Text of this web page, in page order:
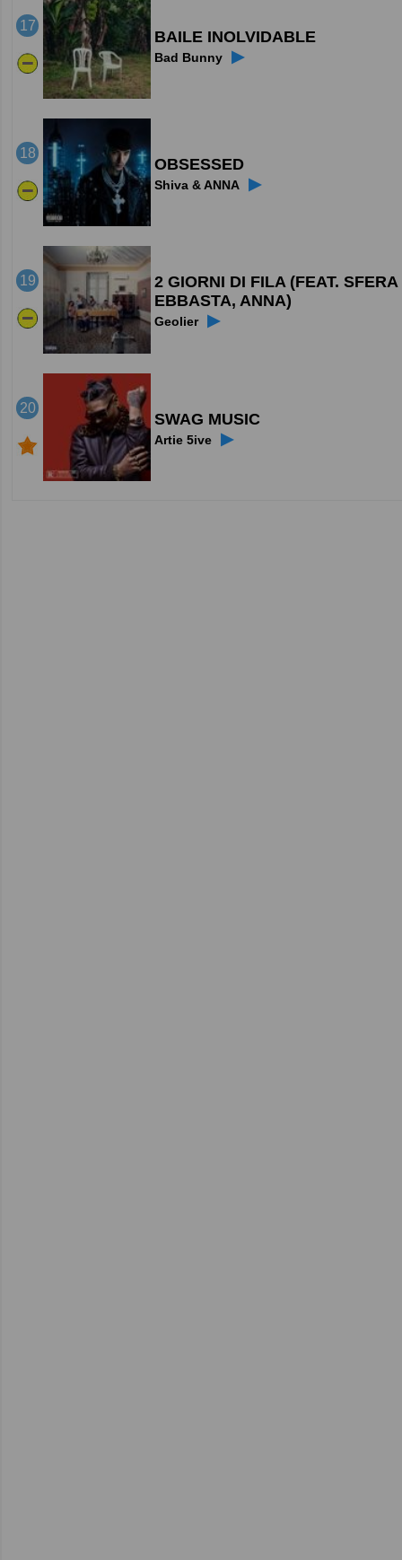
17
BAILE INOLVIDABLE
Bad Bunny ▶
18
OBSESSED
Shiva & ANNA ▶
19
2 GIORNI DI FILA (FEAT. SFERA
EBBASTA, ANNA)
Geolier ▶
20
SWAG MUSIC
Artie 5ive ▶